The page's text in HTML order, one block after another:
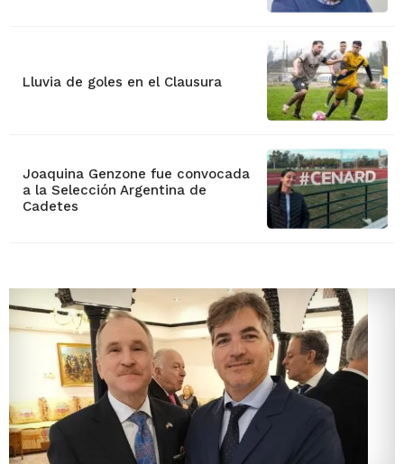
Lluvia de goles en el Clausura
Joaquina Genzone fue convocada
a la Selección Argentina de
Cadetes